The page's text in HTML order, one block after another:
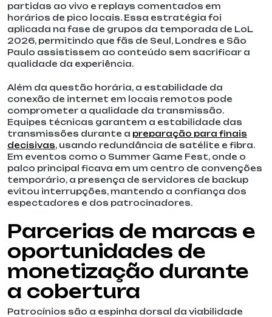
partidas ao vivo e replays comentados em
horários de pico locais. Essa estratégia foi
aplicada na fase de grupos da temporada de LoL
2026, permitindo que fãs de Seul, Londres e São
Paulo assistissem ao conteúdo sem sacrificar a
qualidade da experiência.
Além da questão horária, a estabilidade da
conexão de internet em locais remotos pode
comprometer a qualidade da transmissão.
Equipes técnicas garantem a estabilidade das
transmissões durante a preparação para finais
decisivas, usando redundância de satélite e fibra.
Em eventos como o Summer Game Fest, onde o
palco principal ficava em um centro de convenções
temporário, a presença de servidores de backup
evitou interrupções, mantendo a confiança dos
espectadores e dos patrocinadores.
Parcerias de marcas e
oportunidades de
monetização durante
a cobertura
Patrocínios são a espinha dorsal da viabilidade